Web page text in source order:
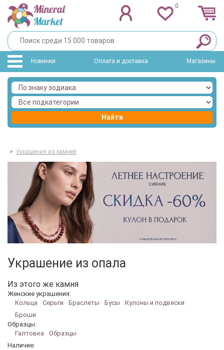
0
Новинки Оплата и доставка Магазины
Найти
> Украшения из камней
Украшение из опала
Из этого же камня
Женские украшения:
Кольца
Серьги Браслеты Бусы
Кулоны и подвески
Броши
Образцы:
Галтовка
Образцы
Наличие: